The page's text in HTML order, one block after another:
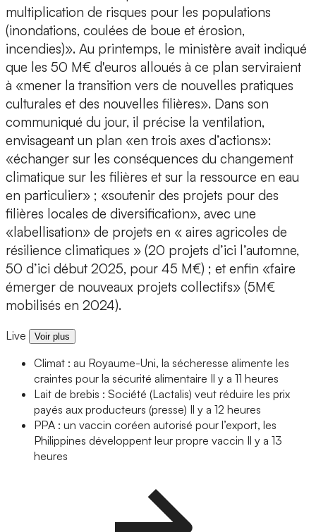
multiplication de risques pour les populations
(inondations, coulées de boue et érosion,
incendies)». Au printemps, le ministère avait indiqué
que les 50 M€ d'euros alloués à ce plan serviraient
à «mener la transition vers de nouvelles pratiques
culturales et des nouvelles filières». Dans son
communiqué du jour, il précise la ventilation,
envisageant un plan «en trois axes d’actions»:
«échanger sur les conséquences du changement
climatique sur les filières et sur la ressource en eau
en particulier» ; «soutenir des projets pour des
filières locales de diversification», avec une
«labellisation» de projets en « aires agricoles de
résilience climatiques » (20 projets d’ici l’automne,
50 d’ici début 2025, pour 45 M€) ; et enfin «faire
émerger de nouveaux projets collectifs» (5M€
mobilisés en 2024).
Live Voir plus
Climat : au Royaume-Uni, la sécheresse alimente les
craintes pour la sécurité alimentaire Il y a 11 heures
Lait de brebis : Société (Lactalis) veut réduire les prix
payés aux producteurs (presse) Il y a 12 heures
PPA : un vaccin coréen autorisé pour l’export, les
Philippines développent leur propre vaccin Il y a 13
heures